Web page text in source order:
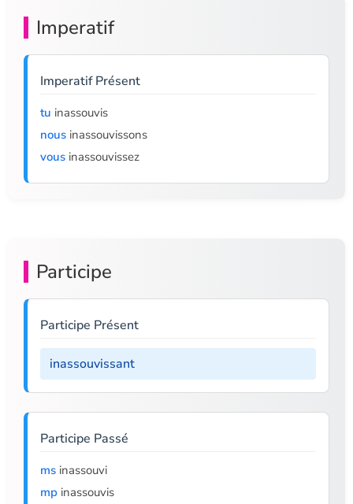
Imperatif
Imperatif Présent
tu inassouvis
nous inassouvissons
vous inassouvissez
Participe
Participe Présent
inassouvissant
Participe Passé
ms inassouvi
mp inassouvis